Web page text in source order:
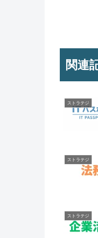
関連
ストラテジ
ストラテジ
ストラテジ